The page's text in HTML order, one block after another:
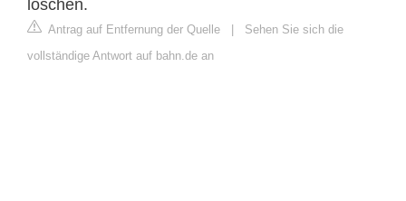
löschen.
Antrag auf Entfernung der Quelle | Sehen Sie sich die
vollständige Antwort auf bahn.de an